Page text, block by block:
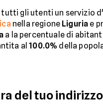
gli utenti un servizio
nella regione Liguria e
a la percentuale di
al100.0% della
del tuo indirizzo